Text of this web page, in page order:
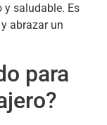
y saludable. Es
abrazar un
para
?